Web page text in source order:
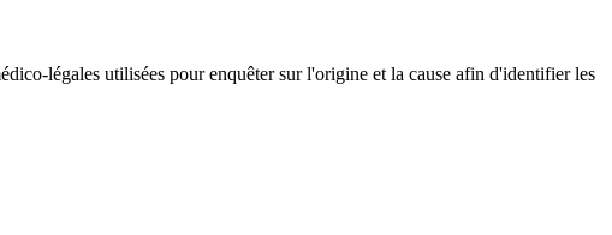
légales utilisées pour enquêter sur l'origine et la cause afin d'identifier les